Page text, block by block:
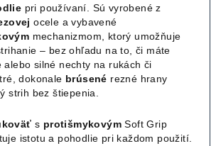
pri používaní. Sú vyrobené z
ocele a vybavené
mechanizmom, ktorý umožňuje
– bez ohľadu na to, či máte
alebo silné nechty na rukách či
dokonale brúsené rezné hrany
strih bez štiepenia.
s protišmykovým Soft Grip
istotu a pohodlie pri každom použití.